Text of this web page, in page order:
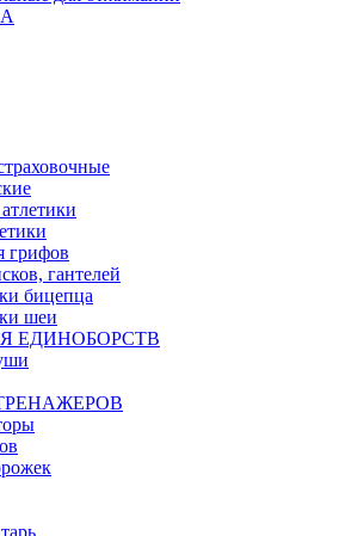
грифов
гантелей
бицепца
шеи
ЕДИНОБОРСТВ